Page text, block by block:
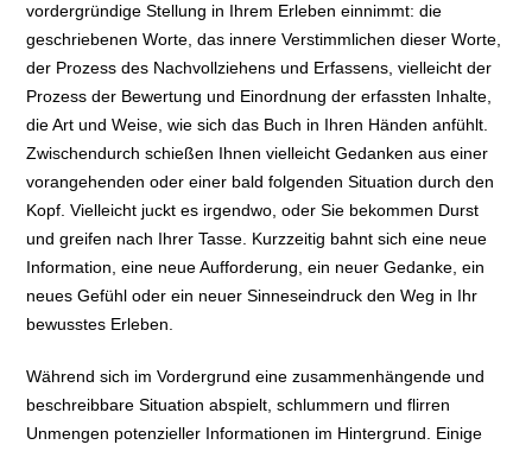
vordergründige Stellung in Ihrem Erleben einnimmt: die
geschriebenen Worte, das innere Verstimmlichen dieser Worte,
der Prozess des Nachvollziehens und Erfassens, vielleicht der
Prozess der Bewertung und Einordnung der erfassten Inhalte,
die Art und Weise, wie sich das Buch in Ihren Händen anfühlt.
Zwischendurch schießen Ihnen vielleicht Gedanken aus einer
vorangehenden oder einer bald folgenden Situation durch den
Kopf. Vielleicht juckt es irgendwo, oder Sie bekommen Durst
und greifen nach Ihrer Tasse. Kurzzeitig bahnt sich eine neue
Information, eine neue Aufforderung, ein neuer Gedanke, ein
neues Gefühl oder ein neuer Sinneseindruck den Weg in Ihr
bewusstes Erleben.
Während sich im Vordergrund eine zusammenhängende und
beschreibbare Situation abspielt, schlummern und flirren
Unmengen potenzieller Informationen im Hintergrund. Einige